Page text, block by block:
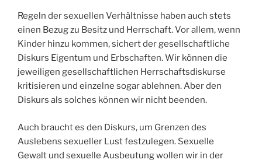
Regeln der sexuellen Verhältnisse haben auch stets
einen Bezug zu Besitz und Herrschaft. Vor allem, wenn
Kinder hinzu kommen, sichert der gesellschaftliche
Diskurs Eigentum und Erbschaften. Wir können die
jeweiligen gesellschaftlichen Herrschaftsdiskurse
kritisieren und einzelne sogar ablehnen. Aber den
Diskurs als solches können wir nicht beenden.
Auch braucht es den Diskurs, um Grenzen des
Auslebens sexueller Lust festzulegen. Sexuelle
Gewalt und sexuelle Ausbeutung wollen wir in der